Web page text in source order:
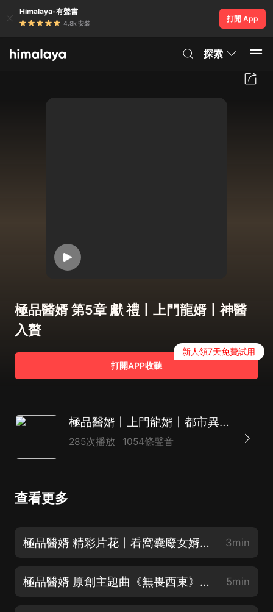
Himalaya-有聲書
4.8k 安裝
打開 App
探索
極品醫婿 第5章 獻 禮丨上門龍婿丨神醫
入贅
打開APP收聽
新人領7天免費試用
極品醫婿丨上門龍婿丨都市異能贅婿爽文丨精品多播
285次播放 1054條聲音
查看更多
極品醫婿 精彩片花丨看窩囊廢女婿如何一路開掛，人人豔羨！ 3min
極品醫婿 原創主題曲《無畏西東》（本歌曲已申請獲得版權） 5min